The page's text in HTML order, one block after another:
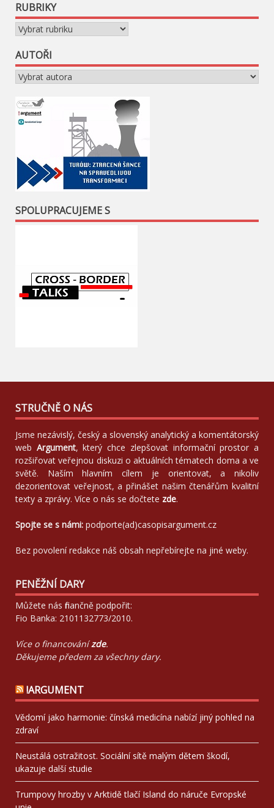
RUBRIKY
Rubriky
AUTOŘI
SPOLUPRACUJEME S
STRUČNĚ O NÁS
Jsme nezávislý, český a slovenský analytický a komentátorský
web Argument, který chce zlepšovat informační prostor a
rozšiřovat veřejnou diskuzi o aktuálních tématech doma a ve
světě. Naším hlavním cílem je orientovat, a nikoliv
dezorientovat veřejnost, a přinášet našim čtenářům kvalitní
texty a zprávy. Více o nás se dočtete zde.
Spojte se s námi: podporte(ad)casopisargument.cz
Bez povolení redakce náš obsah nepřebírejte na jiné weby.
PENĚŽNÍ DARY
Můžete nás finančně podpořit:
Fio Banka: 2101132773/2010.
Více o financovánízde.
Děkujeme předem za všechny dary.
!ARGUMENT
Vědomí jako harmonie: čínská medicína nabízí jiný pohled na
zdraví
Neustálá ostražitost. Sociální sítě malým dětem škodí,
ukazuje další studie
Trumpovy hrozby v Arktidě tlačí Island do náruče Evropské